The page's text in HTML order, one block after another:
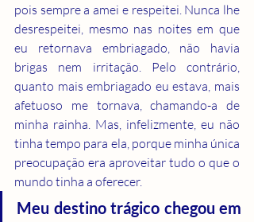
pois sempre a amei e respeitei. Nunca lhe
desrespeitei, mesmo nas noites em que
eu retornava embriagado, não havia
brigas nem irritação. Pelo contrário,
quanto mais embriagado eu estava, mais
afetuoso me tornava, chamando-a de
minha rainha. Mas, infelizmente, eu não
tinha tempo para ela, porque minha única
preocupação era aproveitar tudo o que o
mundo tinha a oferecer.
Meu destino trágico chegou em